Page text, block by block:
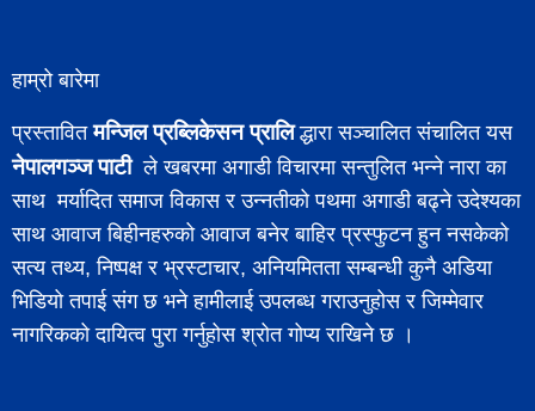
हाम्रो बारेमा
प्रस्तावितमन्जिल प्रब्लिकेसन प्रालिद्धारा सञ्चालित संचालित यस
नेपालगञ्ज पाटीले खबरमा अगाडी विचारमा सन्तुलित भन्ने नारा का
साथ मर्यादित समाज विकास र उन्नतीको पथमा अगाडी बढ्ने उदेश्यका
साथ आवाज बिहीनहरुको आवाज बनेर बाहिर प्रस्फुटन हुन नसकेको
सत्य तथ्य, निष्पक्ष र भ्रस्टाचार, अनियमितता सम्बन्धी कुनै अडिया
भिडियो तपाई संग छ भने हामीलाई उपलब्ध गराउनुहोस र जिम्मेवार
नागरिकको दायित्व पुरा गर्नुहोस श्रोत गोप्य राखिने छ ।